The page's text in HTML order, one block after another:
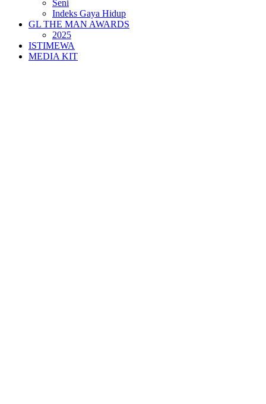
Seni
Indeks Gaya Hidup
GL THE MAN AWARDS
2025
ISTIMEWA
MEDIA KIT